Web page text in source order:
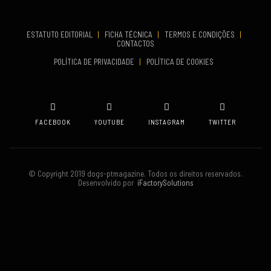
ESTATUTO EDITORIAL | FICHA TÉCNICA | TERMOS E CONDIÇÕES
|
CONTACTOS
POLÍTICA DE PRIVACIDADE
| POLÍTICA DE COOKIES
FACEBOOK YOUTUBE INSTAGRAM TWITTER
© Copyright 2019 dogs-ptmagazine. Todos os direitos reservados.
Desenvolvido poriFactorySolutions